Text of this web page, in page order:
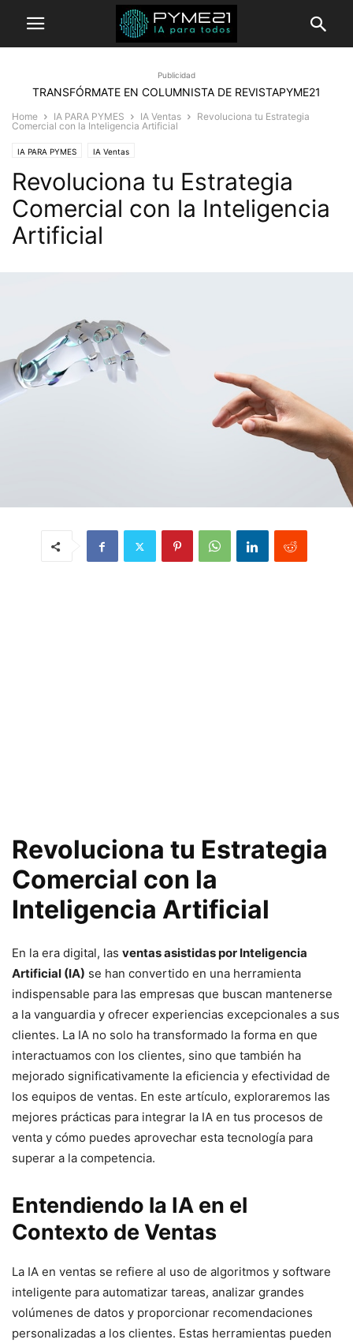
Publicidad
TRANSFÓRMATE EN COLUMNISTA DE REVISTAPYME21
Home IA PARA PYMES IA Ventas
Revoluciona tu Estrategia
Comercial con la Inteligencia Artificial
IA PARA PYMES IA Ventas
Revoluciona tu Estrategia
Comercial con la Inteligencia
Artificial
Revoluciona tu Estrategia
Comercial con la
Inteligencia Artificial
En la era digital, las ventas asistidas por Inteligencia
Artificial (IA) se han convertido en una herramienta
indispensable para las empresas que buscan mantenerse
a la vanguardia y ofrecer experiencias excepcionales a sus
clientes. La IA no solo ha transformado la forma en que
interactuamos con los clientes, sino que también ha
mejorado significativamente la eficiencia y efectividad de
los equipos de ventas. En este artículo, exploraremos las
mejores prácticas para integrar la IA en tus procesos de
venta y cómo puedes aprovechar esta tecnología para
superar a la competencia.
Entendiendo la IA en el
Contexto de Ventas
La IA en ventas se refiere al uso de algoritmos y software
inteligente para automatizar tareas, analizar grandes
volúmenes de datos y proporcionar recomendaciones
personalizadas a los clientes. Estas herramientas pueden